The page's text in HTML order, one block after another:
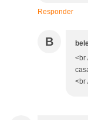
Responder
B
<br
<br